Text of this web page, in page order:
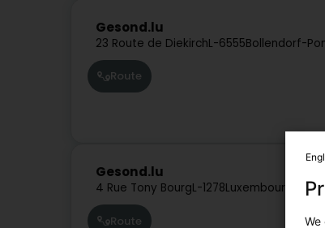
Gesond.lu
23 Route de DiekirchL-6555Bollendorf-
Route
Gesond.lu
4 Rue Tony BourgL-1278Luxembourg
Route